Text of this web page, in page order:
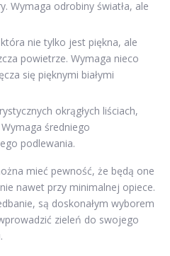
Wymaga odrobiny światła, ale
nie tylko jest piękna, ale
powietrze. Wymaga nieco
się pięknymi białymi
okrągłych liściach,
średniego
podlewania.
mieć pewność, że będą one
nawet przy minimalnej opiece.
są doskonałym wyborem
zieleń do swojego